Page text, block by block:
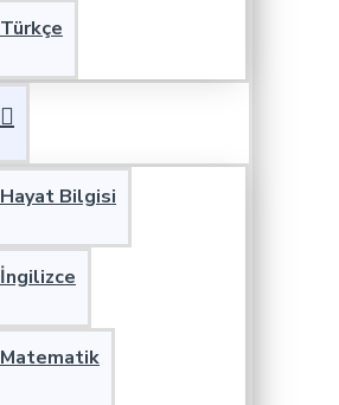
Türkçe
Hayat Bilgisi
İngilizce
Matematik